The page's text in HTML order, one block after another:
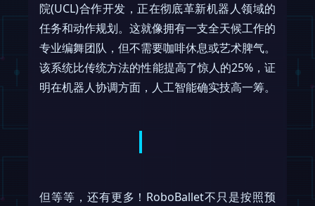
院(UCL)合作开发，正在彻底革新机器人领域的
任务和动作规划。这就像拥有一支全天候工作的
专业编舞团队，但不需要咖啡休息或艺术脾气。
该系统比传统方法的性能提高了惊人的25%，证
明在机器人协调方面，人工智能确实技高一筹。
但等等，还有更多！RoboBallet不只是按照预